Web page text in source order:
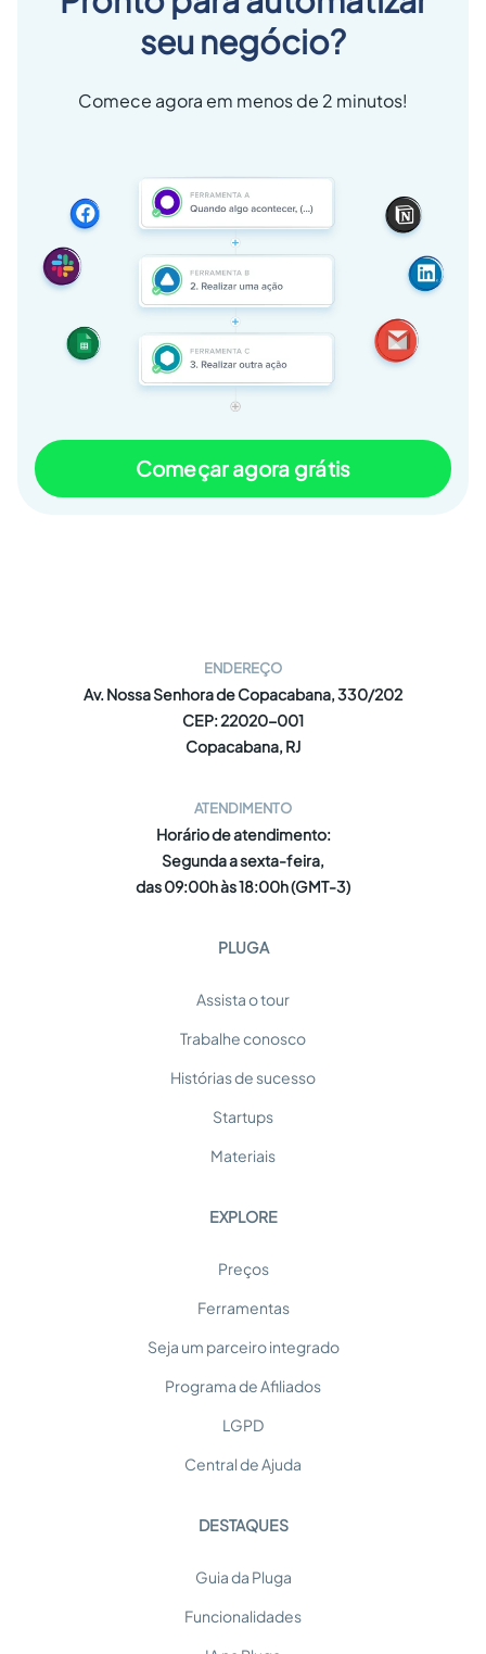
seu negócio?
Comece agora em menos de 2 minutos!
Começar agora grátis
ENDEREÇO
Av. Nossa Senhora de Copacabana, 330/202
CEP: 22020-001
Copacabana, RJ
ATENDIMENTO
Horário de atendimento:
Segunda a sexta-feira,
das 09:00h às 18:00h (GMT-3)
PLUGA
Assista o tour
Trabalhe conosco
Histórias de sucesso
Startups
Materiais
EXPLORE
Preços
Ferramentas
Seja um parceiro integrado
Programa de Afiliados
LGPD
Central de Ajuda
DESTAQUES
Guia da Pluga
Funcionalidades